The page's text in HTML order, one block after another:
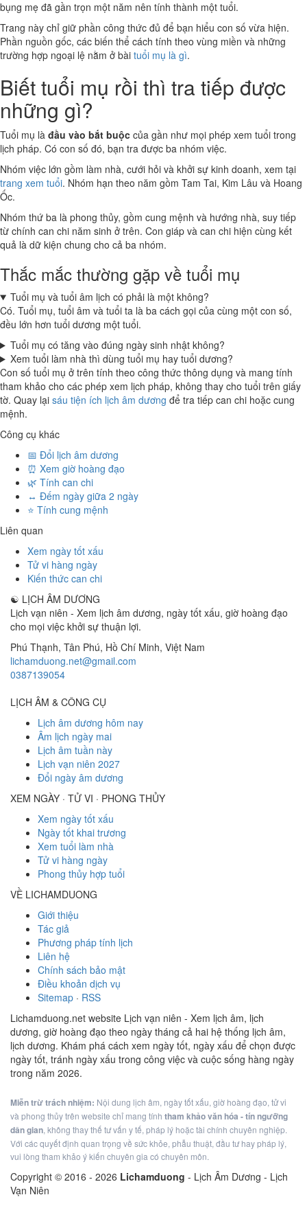
bụng mẹ đã gần trọn một năm nên tính thành một tuổi.
Trang này chỉ giữ phần công thức đủ để bạn hiểu con số vừa hiện.
Phần nguồn gốc, các biến thể cách tính theo vùng miền và những
trường hợp ngoại lệ nằm ở bài tuổi mụ là gì.
Biết tuổi mụ rồi thì tra tiếp được
những gì?
Tuổi mụ là đầu vào bắt buộc của gần như mọi phép xem tuổi trong
lịch pháp. Có con số đó, bạn tra được ba nhóm việc.
Nhóm việc lớn gồm làm nhà, cưới hỏi và khởi sự kinh doanh, xem tại
trang xem tuổi. Nhóm hạn theo năm gồm Tam Tai, Kim Lâu và Hoang
Ốc.
Nhóm thứ ba là phong thủy, gồm cung mệnh và hướng nhà, suy tiếp
từ chính can chi năm sinh ở trên. Con giáp và can chi hiện cùng kết
quả là dữ kiện chung cho cả ba nhóm.
Thắc mắc thường gặp về tuổi mụ
Tuổi mụ và tuổi âm lịch có phải là một không?
Có. Tuổi mụ, tuổi âm và tuổi ta là ba cách gọi của cùng một con số,
đều lớn hơn tuổi dương một tuổi.
Tuổi mụ có tăng vào đúng ngày sinh nhật không?
Xem tuổi làm nhà thì dùng tuổi mụ hay tuổi dương?
Con số tuổi mụ ở trên tính theo công thức thông dụng và mang tính
tham khảo cho các phép xem lịch pháp, không thay cho tuổi trên giấy
tờ. Quay lại sáu tiện ích lịch âm dương để tra tiếp can chi hoặc cung
mệnh.
Công cụ khác
📅 Đổi lịch âm dương
⏰ Xem giờ hoàng đạo
🌿 Tính can chi
↔️ Đếm ngày giữa 2 ngày
⭐ Tính cung mệnh
Liên quan
Xem ngày tốt xấu
Tử vi hàng ngày
Kiến thức can chi
☯ LỊCH ÂM DƯƠNG
Lịch vạn niên - Xem lịch âm dương, ngày tốt xấu, giờ hoàng đạo
cho mọi việc khởi sự thuận lợi.
Phú Thạnh, Tân Phú, Hồ Chí Minh, Việt Nam
lichamduong.net@gmail.com
0387139054
LỊCH ÂM & CÔNG CỤ
Lịch âm dương hôm nay
Âm lịch ngày mai
Lịch âm tuần này
Lịch vạn niên 2027
Đổi ngày âm dương
XEM NGÀY · TỬ VI · PHONG THỦY
Xem ngày tốt xấu
Ngày tốt khai trương
Xem tuổi làm nhà
Tử vi hàng ngày
Phong thủy hợp tuổi
VỀ LICHAMDUONG
Giới thiệu
Tác giả
Phương pháp tính lịch
Liên hệ
Chính sách bảo mật
Điều khoản dịch vụ
Sitemap · RSS
Lichamduong.net website Lịch vạn niên - Xem lịch âm, lịch
dương, giờ hoàng đạo theo ngày tháng cả hai hệ thống lịch âm,
lịch dương. Khám phá cách xem ngày tốt, ngày xấu để chọn được
ngày tốt, tránh ngày xấu trong công việc và cuộc sống hàng ngày
trong năm 2026.
Miễn trừ trách nhiệm: Nội dung lịch âm, ngày tốt xấu, giờ hoàng đạo, tử vi
và phong thủy trên website chỉ mang tính tham khảo văn hóa - tín ngưỡng
dân gian, không thay thế tư vấn y tế, pháp lý hoặc tài chính chuyên nghiệp.
Với các quyết định quan trọng về sức khỏe, phẫu thuật, đầu tư hay pháp lý,
vui lòng tham khảo ý kiến chuyên gia có chuyên môn.
Copyright © 2016 - 2026 Lichamduong - Lịch Âm Dương - Lịch
Vạn Niên